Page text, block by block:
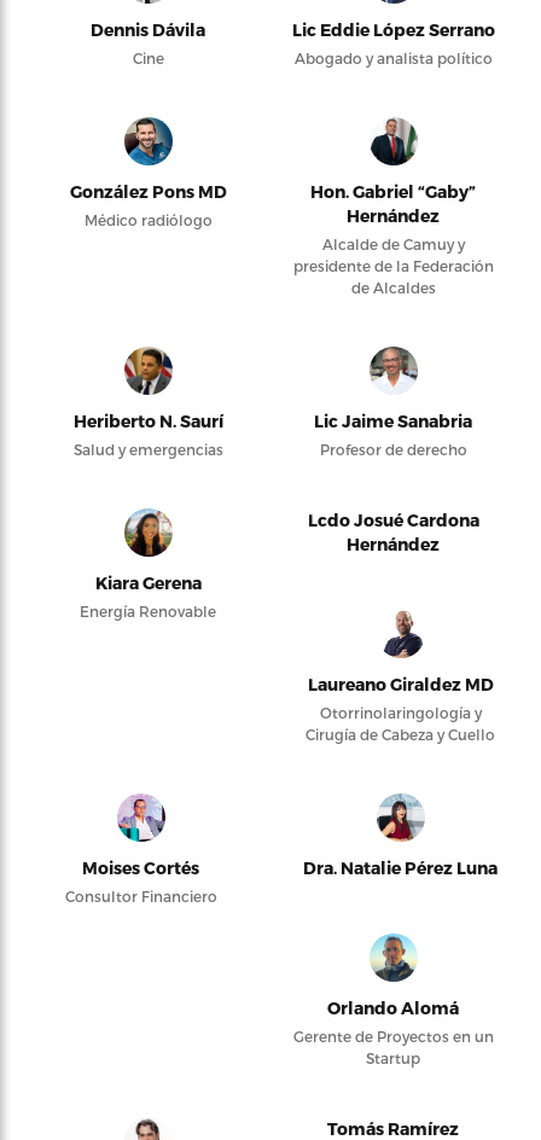
Dennis Dávila
Cine
Lic Eddie López Serrano
Abogado y analista político
González Pons MD
Médico radiólogo
Hon. Gabriel “Gaby”
Hernández
Alcalde de Camuy y
presidente de la Federación
de Alcaldes
Heriberto N. Saurí
Salud y emergencias
Lic Jaime Sanabria
Profesor de derecho
Kiara Gerena
Energía Renovable
Lcdo Josué Cardona
Hernández
Laureano Giraldez MD
Otorrinolaringología y
Cirugía de Cabeza y Cuello
Moises Cortés
Consultor Financiero
Dra. Natalie Pérez Luna
Orlando Alomá
Gerente de Proyectos en un
Startup
Tomás Ramírez